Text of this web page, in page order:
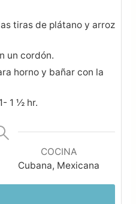
tiras de plátano y arroz
un cordón.
horno y bañar con la
1 ½ hr.
COCINA
Cubana, Mexicana